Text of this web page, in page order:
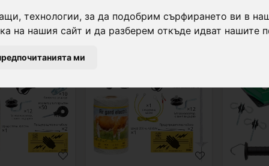
технологии, за да подобрим сърфирането ви в
на нашия сайт и да разберем откъде идват нашите
ми